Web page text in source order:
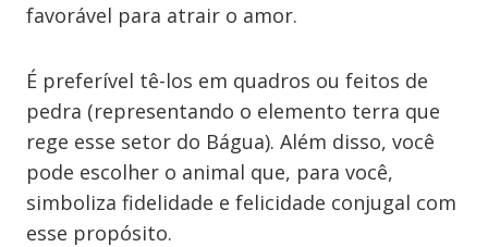
favorável para atrair o amor.
É preferível tê-los em quadros ou feitos de
pedra (representando o elemento terra que
rege esse setor do Bágua). Além disso, você
pode escolher o animal que, para você,
simboliza fidelidade e felicidade conjugal com
esse propósito.